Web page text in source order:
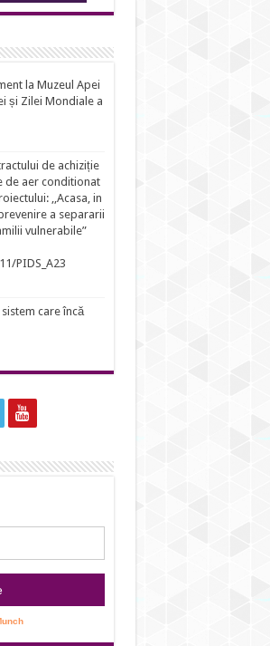
la Muzeul Apei
și Zilei Mondiale a
de achiziție
de aer conditionat
,,Acasa, in
a separarii
vulnerabile”
PIDS_A23
care încă